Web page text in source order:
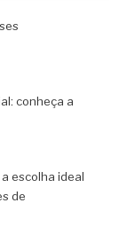
conheça a
escolha ideal
de